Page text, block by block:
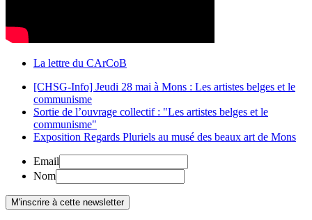
La lettre du CArCoB
[CHSG-Info] Jeudi 28 mai à Mons : Les artistes belges et le
communisme
Sortie de l’ouvrage collectif : "Les artistes belges et le
communisme"
Exposition Regards Pluriels au musé des beaux art de Mons
Email
Nom